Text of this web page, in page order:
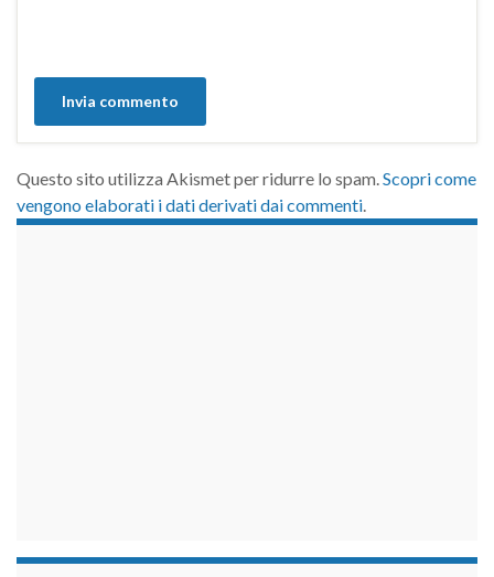
Questo sito utilizza Akismet per ridurre lo spam.Scopri come
vengono elaborati i dati derivati dai commenti.